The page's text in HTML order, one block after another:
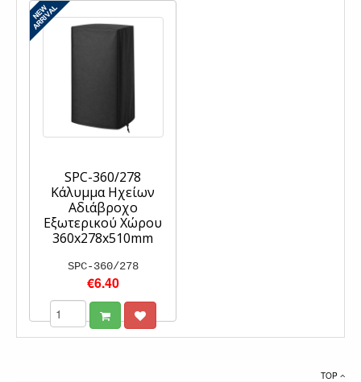
SPC-360/278
Κάλυμμα Ηχείων
Αδιάβροχο
Εξωτερικού Χώρου
360x278x510mm
SPC-360/278
€6.40
TOP